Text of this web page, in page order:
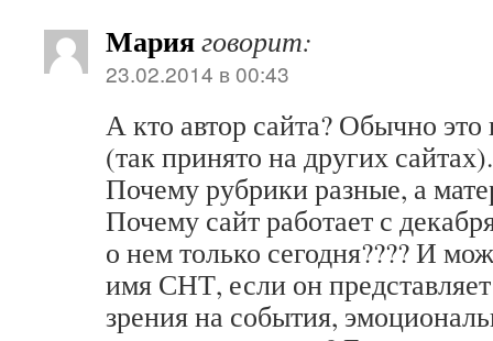
Марияговорит:
23.02.2014 в 00:43
А кто автор сайта? Обычно
(так принято на других сайтах).
Почему рубрики разные, а
Почему сайт работает с
о нем только сегодня???? И
имя СНТ, если он
зрения на события,